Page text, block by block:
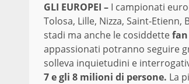
GLI EUROPEI – I campionati
Tolosa, Lille, Nizza, Saint-
stadi ma anche le cosiddettefan
appassionati potranno seguire
solleva inquietudini e
7 e gli 8 milioni di persone. La